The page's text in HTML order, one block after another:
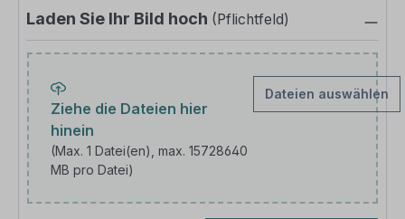
Laden Sie Ihr Bild hoch (Pflichtfeld)
Ziehe die Dateien hier
hinein
(Max. 1 Datei(en), max. 15728640
MB pro Datei)
Dateien auswählen